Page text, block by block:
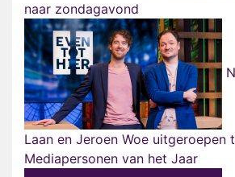
naar zondagavond
Laan en Jeroen Woe uitgeroepen
Mediapersonen van het Jaar